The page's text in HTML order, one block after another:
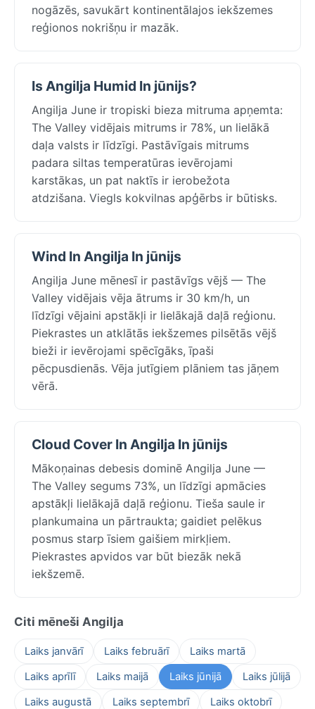
nogāzēs, savukārt kontinentālajos iekšzemes
reģionos nokrišņu ir mazāk.
Is Angilja Humid In jūnijs?
Angilja June ir tropiski bieza mitruma apņemta:
The Valley vidējais mitrums ir 78%, un lielākā
daļa valsts ir līdzīgi. Pastāvīgais mitrums
padara siltas temperatūras ievērojami
karstākas, un pat naktīs ir ierobežota
atdzišana. Viegls kokvilnas apģērbs ir būtisks.
Wind In Angilja In jūnijs
Angilja June mēnesī ir pastāvīgs vējš — The
Valley vidējais vēja ātrums ir 30 km/h, un
līdzīgi vējaini apstākļi ir lielākajā daļā reģionu.
Piekrastes un atklātās iekšzemes pilsētās vējš
bieži ir ievērojami spēcīgāks, īpaši
pēcpusdienās. Vēja jutīgiem plāniem tas jāņem
vērā.
Cloud Cover In Angilja In jūnijs
Mākoņainas debesis dominē Angilja June —
The Valley segums 73%, un līdzīgi apmācies
apstākļi lielākajā daļā reģionu. Tieša saule ir
plankumaina un pārtraukta; gaidiet pelēkus
posmus starp īsiem gaišiem mirkļiem.
Piekrastes apvidos var būt biezāk nekā
iekšzemē.
Citi mēneši Angilja
Laiks janvārī Laiks februārī
Laiks martā
Laiks aprīlī
Laiks maijā Laiks jūnijā
Laiks jūlijā
Laiks augustā
Laiks septembrī Laiks oktobrī